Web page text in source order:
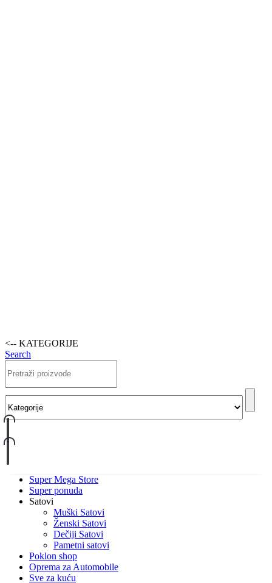
<-- KATEGORIJE
Search
Super Mega Store
Super ponuda
Satovi
Muški Satovi
Ženski Satovi
Dečiji Satovi
Pametni satovi
Poklon shop
Oprema za Automobile
Sve za kuću